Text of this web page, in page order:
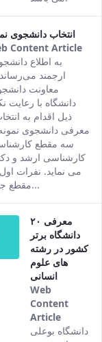
انتخاب دانشجوی
Content Article
of
به اطلاع
ارجمند
معاونت
دانشگاه با رعایت
ذیل اقدام به
معرفی دانشجوی
سه مقطع
کارشناسی ارشد و
می نماید. نفرات
مقطع جهت...
معرفی ۲۰
دانشگاه برتر
کشور در رشته
های علوم
انسانی
Web
Content
Article
This
دانشگاه بوعلی